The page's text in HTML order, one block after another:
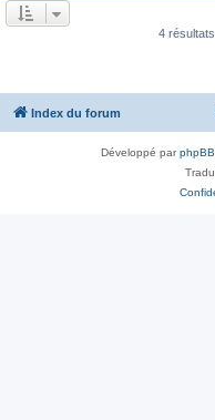
e
4
Index du forum
Développé parphpBB